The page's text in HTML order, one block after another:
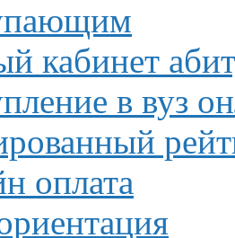
кабинет
в вуз
оплата